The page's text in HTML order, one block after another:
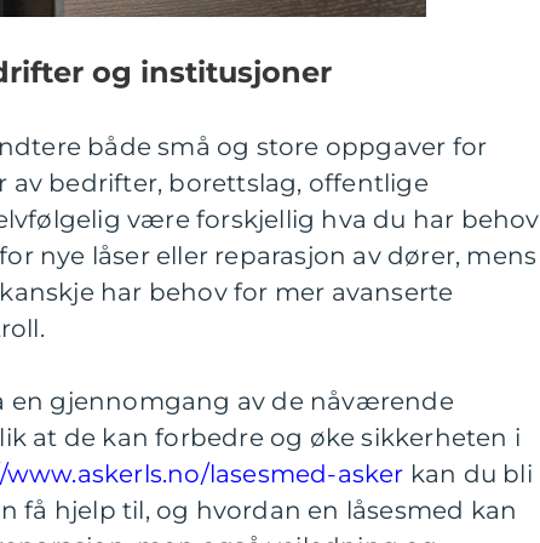
og institusjoner
både små og store oppgaver for
av bedrifter, borettslag, offentlige
være forskjellig hva du har behov
nye låser eller reparasjon av dører, mens
har behov for mer avanserte
en gjennomgang av de nåværende
at de kan forbedre og øke sikkerheten i
lasesmed-asker kan du bli
få hjelp til, og hvordan en låsesmed kan